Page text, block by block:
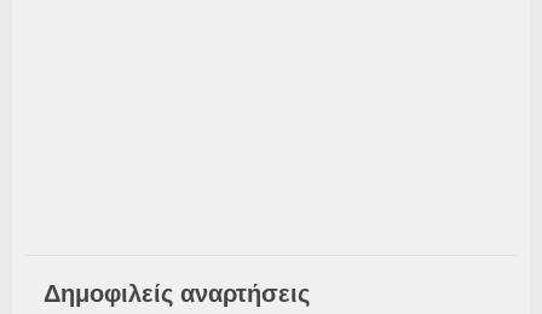
Δημοφιλείς αναρτήσεις